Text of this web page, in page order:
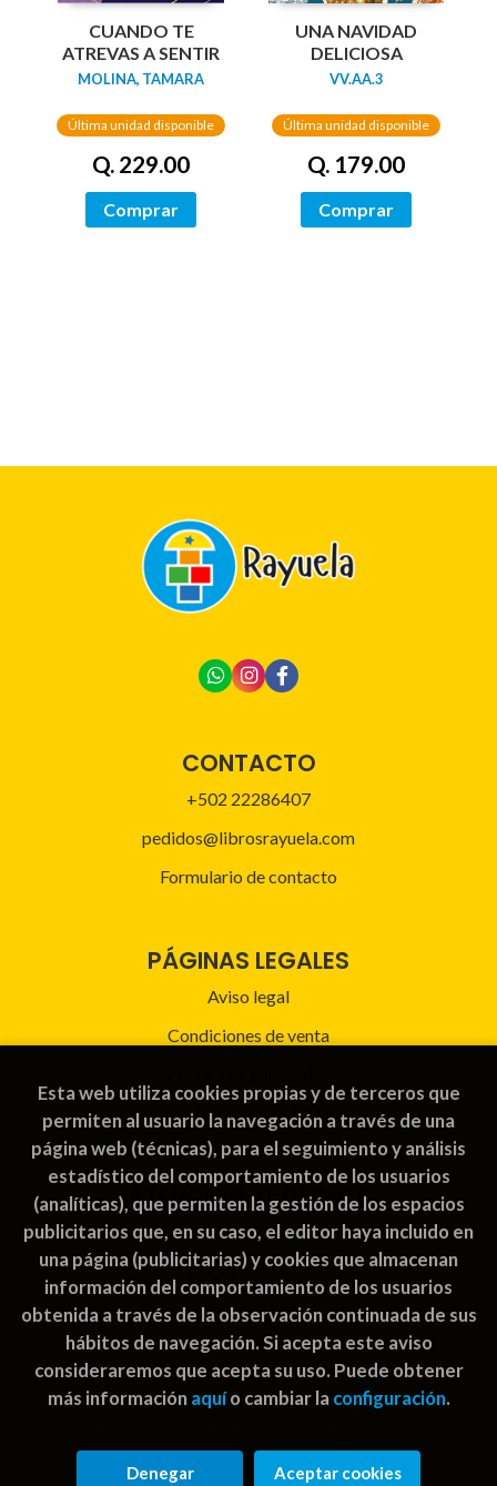
CUANDO TE
ATREVAS A SENTIR
MOLINA, TAMARA
Última unidad disponible
Q. 229.00
Comprar
UNA NAVIDAD
DELICIOSA
VV.AA.3
Última unidad disponible
Q. 179.00
Comprar
CONTACTO
+502 22286407
pedidos@librosrayuela.com
Formulario de contacto
PÁGINAS LEGALES
Aviso legal
Condiciones de venta
Política de Cookies
ATENCIÓN AL CLIENTE
Quiénes somos
Pedidos especiales
2026 ©Rayuela Guatemala | libros juegos. Todos los
Esta web utiliza cookies propias y de terceros que
permiten al usuario la navegación a través de una
página web (técnicas), para el seguimiento y análisis
estadístico del comportamiento de los usuarios
(analíticas), que permiten la gestión de los espacios
publicitarios que, en su caso, el editor haya incluido en
una página (publicitarias) y cookies que almacenan
información del comportamiento de los usuarios
obtenida a través de la observación continuada de sus
hábitos de navegación. Si acepta este aviso
consideraremos que acepta su uso. Puede obtener
más información aquío cambiar la configuración.
Denegar Aceptar cookies